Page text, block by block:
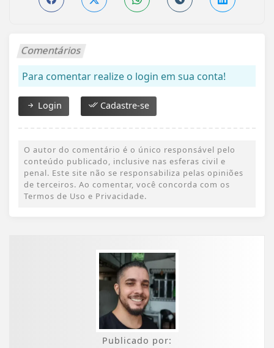
Comentários
Para comentar realize o login em sua conta!
Login Cadastre-se
O autor do comentário é o único responsável pelo
conteúdo publicado, inclusive nas esferas civil e
penal. Este site não se responsabiliza pelas opiniões
de terceiros. Ao comentar, você concorda com os
Termos de Uso e Privacidade.
Publicado por: